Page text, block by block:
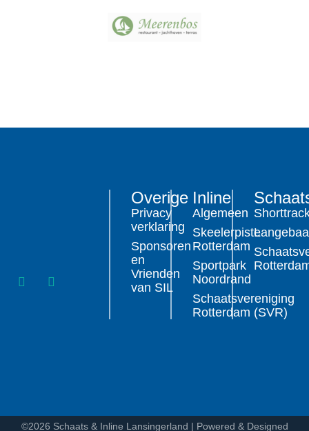
Inline
Algemeen
Skeelerpiste
Rotterdam
Sportpark
Noordrand
Schaatsvereniging
Rotterdam (SVR)
Overige
Privacy
verklaring
Sponsoren
en
Vrienden
van SIL
©2026 Schaats & Inline Lansingerland | Powered & Designed